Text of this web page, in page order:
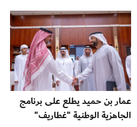
عمار بن حميد يطلع على برنامج
الجاهزية الوطنية "غطاريف"